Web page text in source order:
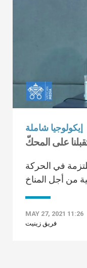
إيكولوجيا شاملة
على المحكّ
في الحركة
من أجل المناخ
MAY 27, 2021 11:26
فريق زينيت